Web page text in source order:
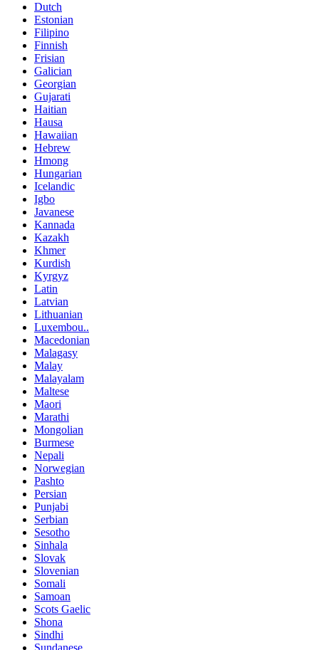
Dutch
Estonian
Filipino
Finnish
Frisian
Galician
Georgian
Gujarati
Haitian
Hausa
Hawaiian
Hebrew
Hmong
Hungarian
Icelandic
Igbo
Javanese
Kannada
Kazakh
Khmer
Kurdish
Kyrgyz
Latin
Latvian
Lithuanian
Luxembou..
Macedonian
Malagasy
Malay
Malayalam
Maltese
Maori
Marathi
Mongolian
Burmese
Nepali
Norwegian
Pashto
Persian
Punjabi
Serbian
Sesotho
Sinhala
Slovak
Slovenian
Somali
Samoan
Scots Gaelic
Shona
Sindhi
Sundanese